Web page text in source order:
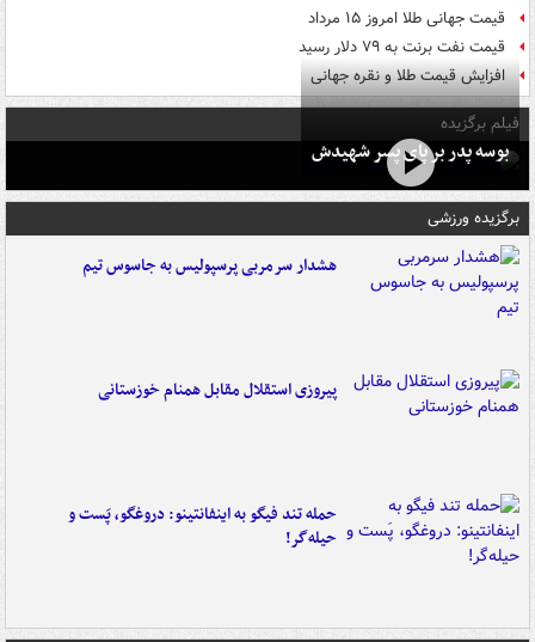
قیمت جهانی طلا امروز ۱۵ مرداد
قیمت نفت برنت به ۷۹ دلار رسید
افزایش قیمت طلا و نقره جهانی
فیلم برگزیده
بوسه‌ پدر بر پای پسر شهیدش
برگزیده ورزشی
هشدار سرمربی پرسپولیس به جاسوس تیم
پیروزی استقلال مقابل همنام خوزستانی
حمله تند فیگو به اینفانتینو: دروغگو، پَست‌ و
حیله‌گر!